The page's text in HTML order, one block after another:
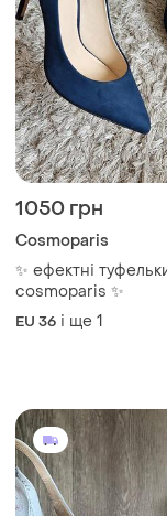
1050 грн
Cosmoparis
✨ ефектні
cosmoparis ✨
EU 36 і ще 1